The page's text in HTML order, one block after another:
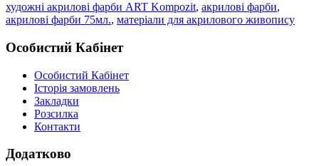
художні акрилові фарби ART Kompozit, акрилові фарби,
акрилові фарби 75мл., матеріали для акрилового живопису
Особистий Кабінет
Особистий Кабінет
Історія замовлень
Закладки
Розсилка
Контакти
Додатково